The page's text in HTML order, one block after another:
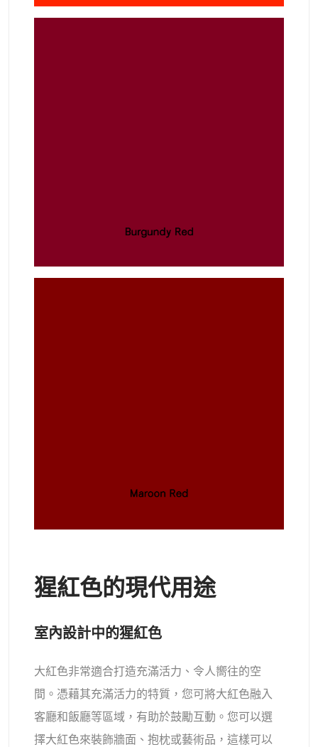
猩紅色的現代用途
室內設計中的猩紅色
大紅色非常適合打造充滿活力、令人嚮往的空
間。憑藉其充滿活力的特質，您可將大紅色融入
客廳和飯廳等區域，有助於鼓勵互動。您可以選
擇大紅色來裝飾牆面、抱枕或藝術品，這樣可以